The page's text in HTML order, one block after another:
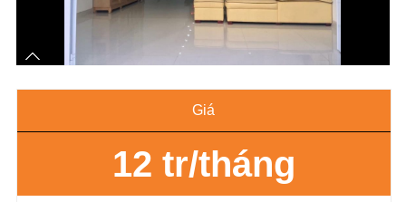
Giá
12 tr/tháng